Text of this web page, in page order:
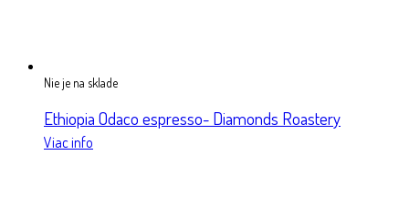
Nie je na sklade
Ethiopia Odaco espresso- Diamonds Roastery
Viac info